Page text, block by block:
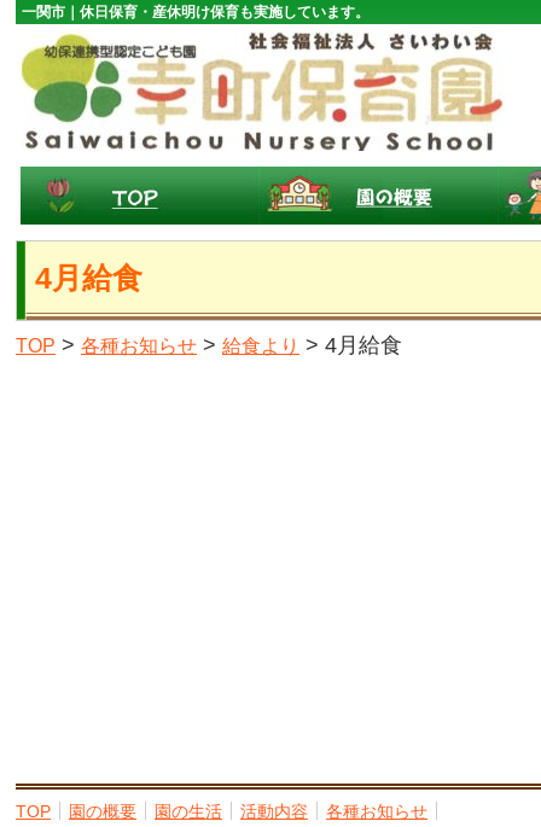
一関市｜休日保育・産休明け保育も実施しています。
4月給食
TOP > 各種お知らせ > 給食より > 4月給食
TOP 園の概要 園の生活 活動内容 各種お知らせ